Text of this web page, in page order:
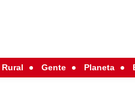
Gente Planeta